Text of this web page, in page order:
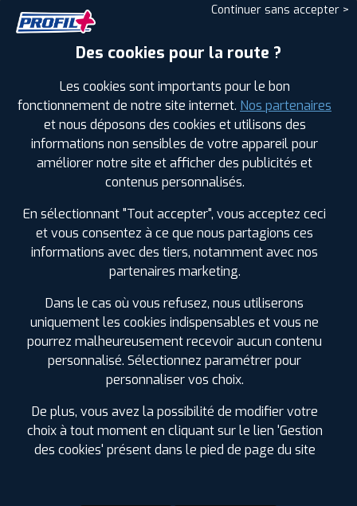
FAIRE INSTALLER CE PNEU
SPÉCIFICATIONS AVIS CLIENTS ÉTIQUETAGE
Continuer sans accepter >
Des cookies pour la route ?
Les cookies sont importants pour le bon
fonctionnement de notre site internet. Nos partenaires
et nous déposons des cookies et utilisons des
informations non sensibles de votre appareil pour
améliorer notre site et afficher des publicités et
contenus personnalisés.
En sélectionnant "Tout accepter", vous acceptez ceci
et vous consentez à ce que nous partagions ces
informations avec des tiers, notamment avec nos
partenaires marketing.
Dans le cas où vous refusez, nous utiliserons
uniquement les cookies indispensables et vous ne
pourrez malheureusement recevoir aucun contenu
personnalisé. Sélectionnez paramétrer pour
personnaliser vos choix.
De plus, vous avez la possibilité de modifier votre
choix à tout moment en cliquant sur le lien 'Gestion
des cookies' présent dans le pied de page du site